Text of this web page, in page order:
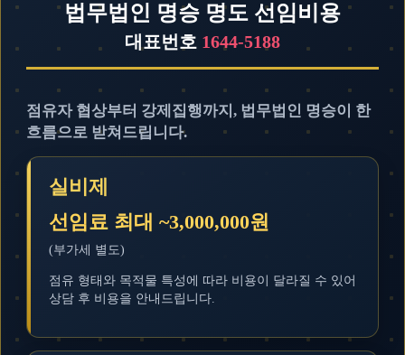
법무법인 명승 명도 선임비용
대표번호 1644-5188
점유자 협상부터 강제집행까지, 법무법인 명승이 한
흐름으로 받쳐드립니다.
실비제
선임료 최대 ~3,000,000원
(부가세 별도)
점유 형태와 목적물 특성에 따라 비용이 달라질 수 있어
상담 후 비용을 안내드립니다.